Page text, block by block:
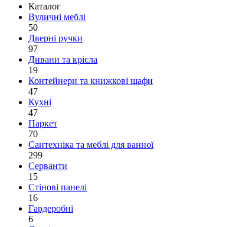
Каталог
Вуличні меблі
50
Дверні ручки
97
Дивани та крісла
19
Контейнери та книжкові шафи
47
Кухні
47
Паркет
70
Сантехніка та меблі для ванної
299
Серванти
15
Стінові панелі
16
Гардеробні
6